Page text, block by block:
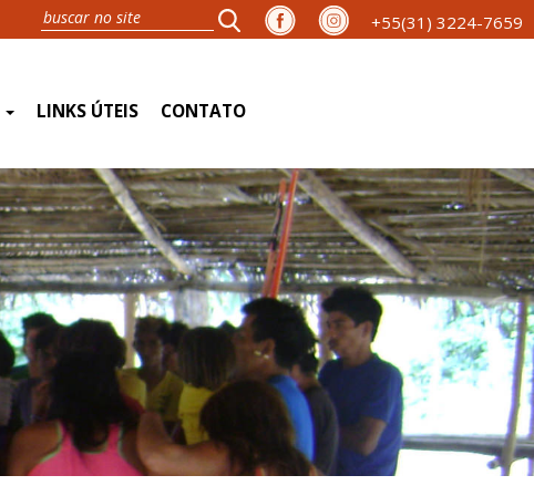
+55(31) 3224-7659
LINKS ÚTEIS CONTATO